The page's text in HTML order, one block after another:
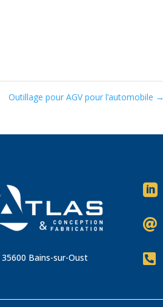
Outillage pour AGV pour l’automobile →
Bains-sur-Oust


